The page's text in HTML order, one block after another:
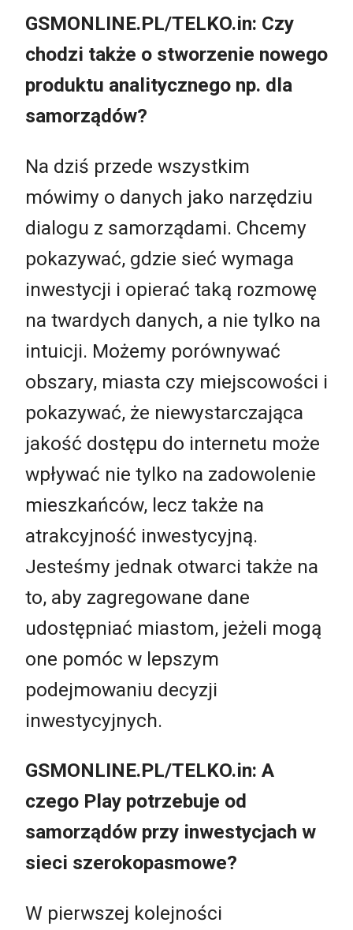
GSMONLINE.PL/TELKO.in: Czy
chodzi także o stworzenie nowego
produktu analitycznego np. dla
samorządów?
Na dziś przede wszystkim
mówimy o danych jako narzędziu
dialogu z samorządami. Chcemy
pokazywać, gdzie sieć wymaga
inwestycji i opierać taką rozmowę
na twardych danych, a nie tylko na
intuicji. Możemy porównywać
obszary, miasta czy miejscowości i
pokazywać, że niewystarczająca
jakość dostępu do internetu może
wpływać nie tylko na zadowolenie
mieszkańców, lecz także na
atrakcyjność inwestycyjną.
Jesteśmy jednak otwarci także na
to, aby zagregowane dane
udostępniać miastom, jeżeli mogą
one pomóc w lepszym
podejmowaniu decyzji
inwestycyjnych.
GSMONLINE.PL/TELKO.in: A
czego Play potrzebuje od
samorządów przy inwestycjach w
sieci szerokopasmowe?
W pierwszej kolejności